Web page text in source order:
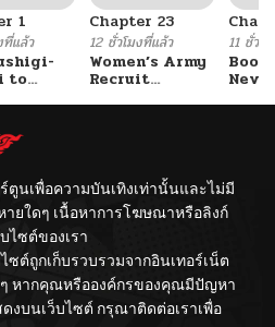
1
ที่แล้ว
to
Chapter 23
12 ชั่วโมงที่แล้ว
Women’s Army
Recruit
11 ชั่วโ
ตูนเพื่อความบันเทิงเท่านั้นและไม่มี
ยใดๆ เนื้อหาการโฆษณาหรือลิงก์
ซต์ของเรา
ต์ถูกเก็บรวบรวมจากอินเทอร์เน็ต
ๆ หากคุณหรือองค์กรของคุณมีปัญหา
งบนเว็บไซต์ กรุณาติดต่อเราเพื่อ